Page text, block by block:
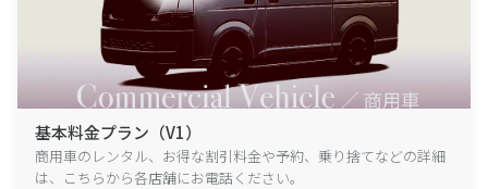
基本料金プラン（V1）
商用車のレンタル、お得な割引料金や予約、乗り捨てなどの詳細
は、こちらから各店舗にお電話ください。